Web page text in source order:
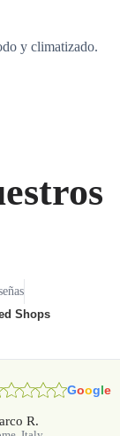
y climatizado.
Shops
Google
R.